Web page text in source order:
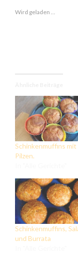
Wird geladen …
Schinkenmuffins mit
Pilzen.
Schinkenmuffins,
und Burrata